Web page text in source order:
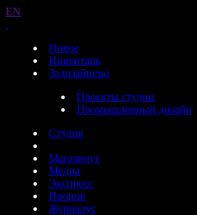
EN
Новое
Инвентарь
Задизайнено
Проекты студии
Промышленный дизайн
Студия
Магазинус
Медиа
Экспресс
Иронов
Журналус